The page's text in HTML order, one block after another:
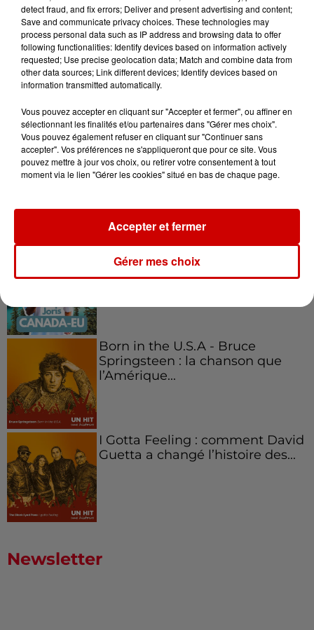
vous !
Podcasts Voir plus
Kelly Massol, figure
emblématique de
Canada et accueillir les bleus à
Boston,...
Born in the U.S.A - Bruce
Springsteen : la chanson que
l’Amérique...
I Gotta Feeling : comment David
Guetta a changé l’histoire des...
Newsletter
detect fraud, and fix errors; Deliver and present advertising and content;
Save and communicate privacy choices. These technologies may
process personal data such as IP address and browsing data to offer
following functionalities: Identify devices based on information actively
requested; Use precise geolocation data; Match and combine data from
other data sources; Link different devices; Identify devices based on
information transmitted automatically.
Vous pouvez accepter en cliquant sur "Accepter et fermer", ou affiner en
sélectionnant les finalités et/ou partenaires dans "Gérer mes choix".
Vous pouvez également refuser en cliquant sur "Continuer sans
accepter". Vos préférences ne s'appliqueront que pour ce site. Vous
pouvez mettre à jour vos choix, ou retirer votre consentement à tout
moment via le lien "Gérer les cookies" situé en bas de chaque page.
Gérer mes choix
Accepter et fermer